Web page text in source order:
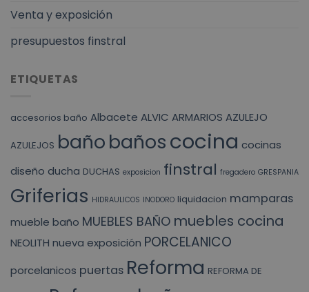
Venta y exposición
presupuestos finstral
ETIQUETAS
accesorios baño Albacete ALVIC ARMARIOS AZULEJO
AZULEJOS bañobañoscocina cocinas
diseño ducha DUCHAS exposicion finstral fregadero GRESPANIA
Griferias HIDRAULICOS INODORO liquidacion mamparas
mueble baño MUEBLES BAÑO muebles cocina
NEOLITH nueva exposición PORCELANICO
porcelanicos puertas Reforma REFORMA DE